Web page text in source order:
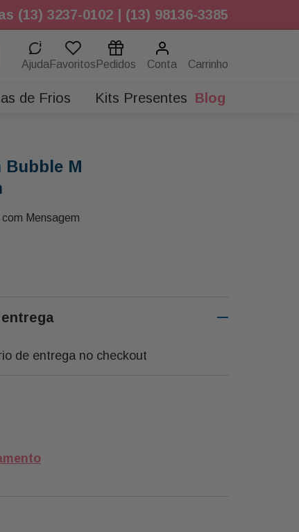
(13) 3237-0102 | (13) 98136-3385
Ajuda Favoritos Pedidos Conta
de Frios Kits Presentes Blog
Bubble M
Mensagem
de entrega no checkout